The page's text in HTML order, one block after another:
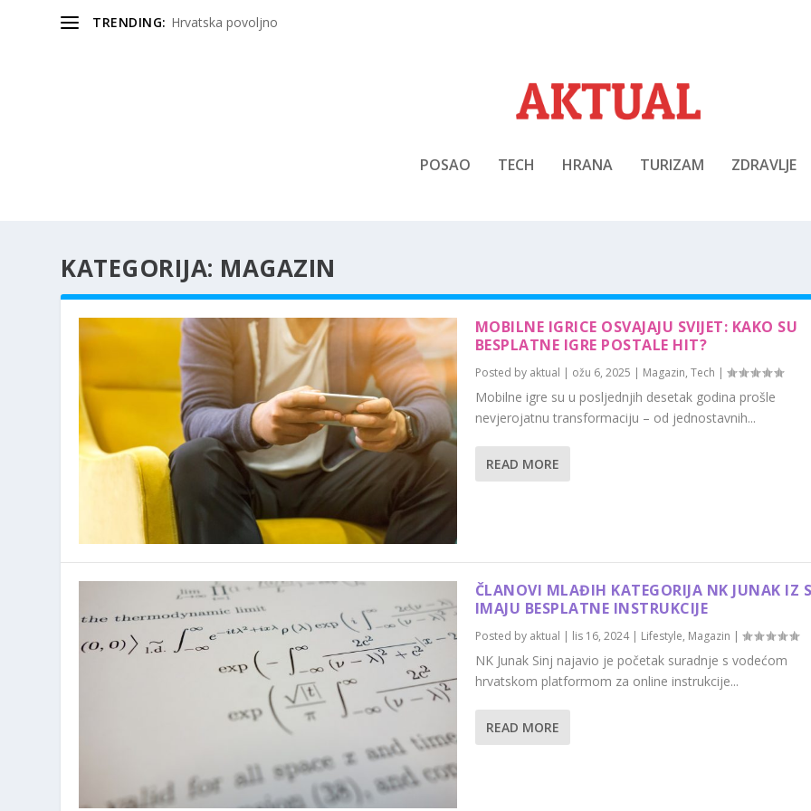
TRENDING: Hrvatska povoljno
POSAO TECH HRANA TURIZAM ZDRAVLJE
KATEGORIJA: MAGAZIN
MOBILNE IGRICE OSVAJAJU SVIJET: KAKO SU
BESPLATNE IGRE POSTALE HIT?
Posted by aktual | ožu 6, 2025 | Magazin, Tech |
Mobilne igre su u posljednjih desetak godina prošle
nevjerojatnu transformaciju – od jednostavnih...
READ MORE
ČLANOVI MLAĐIH KATEGORIJA NK JUNAK IZ
IMAJU BESPLATNE INSTRUKCIJE
Posted by aktual | lis 16, 2024| Lifestyle, Magazin |
NK Junak Sinj najavio je početak suradnje s vodećom
hrvatskom platformom za online instrukcije...
READ MORE